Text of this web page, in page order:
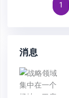
1
消息